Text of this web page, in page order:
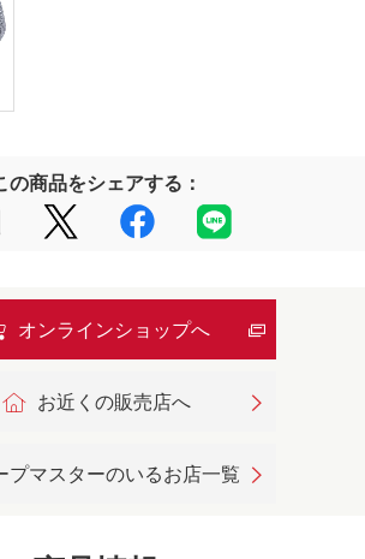
の商品をシェアする：
オンラインショップへ
お近くの販売店へ
プマスターのいるお店一覧